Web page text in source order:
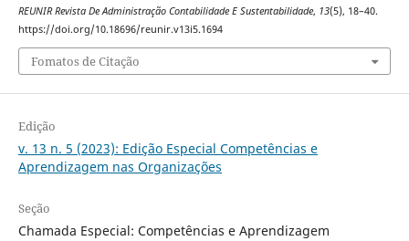
REUNIR Revista De Administração Contabilidade E Sustentabilidade, 13(5), 18–40.
https://doi.org/10.18696/reunir.v13i5.1694
Fomatos de Citação
Edição
v. 13 n. 5 (2023): Edição Especial Competências e
Aprendizagem nas Organizações
Seção
Chamada Especial: Competências e Aprendizagem